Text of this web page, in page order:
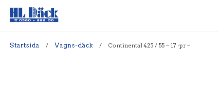
Startsida / Vagns-däck / Continental 425 / 55 – 17 -pr –